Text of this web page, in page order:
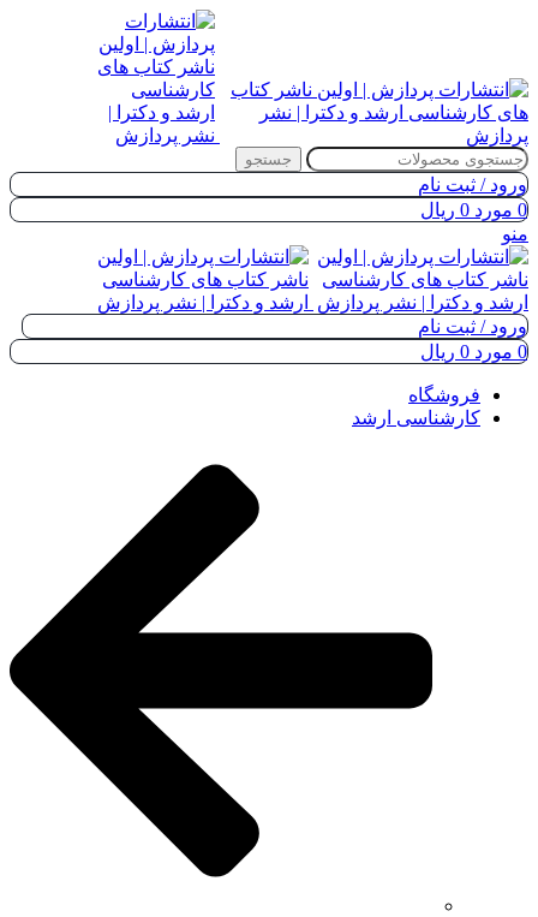
جستجو
ورود / ثبت نام
0 مورد 0 ریال
منو
ورود / ثبت نام
0 مورد 0 ریال
فروشگاه
کارشناسی ارشد